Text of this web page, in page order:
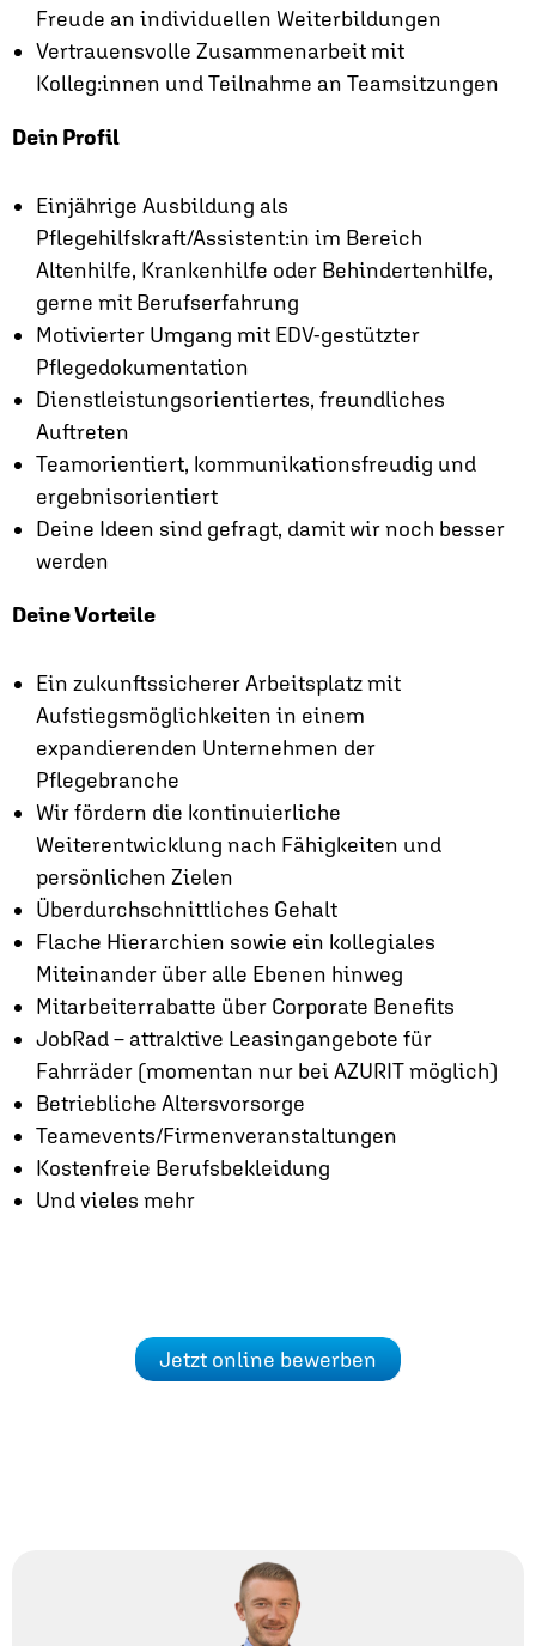
Freude an individuellen Weiterbildungen
Vertrauensvolle Zusammenarbeit mit
Kolleg:innen und Teilnahme an Teamsitzungen
Dein Profil
Einjährige Ausbildung als
Pflegehilfskraft/Assistent:in im Bereich
Altenhilfe, Krankenhilfe oder Behindertenhilfe,
gerne mit Berufserfahrung
Motivierter Umgang mit EDV-gestützter
Pflegedokumentation
Dienstleistungsorientiertes, freundliches
Auftreten
Teamorientiert, kommunikationsfreudig und
ergebnisorientiert
Deine Ideen sind gefragt, damit wir noch besser
werden
Deine Vorteile
Ein zukunftssicherer Arbeitsplatz mit
Aufstiegsmöglichkeiten in einem
expandierenden Unternehmen der
Pflegebranche
Wir fördern die kontinuierliche
Weiterentwicklung nach Fähigkeiten und
persönlichen Zielen
Überdurchschnittliches Gehalt
Flache Hierarchien sowie ein kollegiales
Miteinander über alle Ebenen hinweg
Mitarbeiterrabatte über Corporate Benefits
JobRad – attraktive Leasingangebote für
Fahrräder (momentan nur bei AZURIT möglich)
Betriebliche Altersvorsorge
Teamevents/Firmenveranstaltungen
Kostenfreie Berufsbekleidung
Und vieles mehr
Jetzt online bewerben